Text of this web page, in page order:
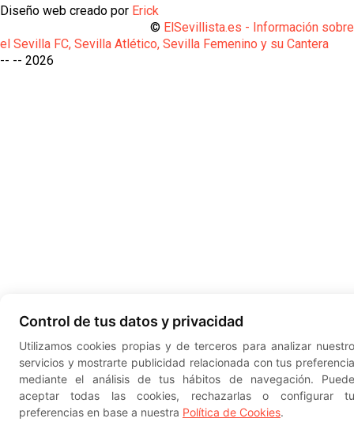
Diseño web creado por Erick
© ElSevillista.es - Información sobre
el Sevilla FC, Sevilla Atlético, Sevilla Femenino y su Cantera
-- --
Control de tus datos y privacidad
Utilizamos cookies propias y de terceros para analizar
servicios y mostrarte publicidad relacionada con tus
mediante el análisis de tus hábitos de navegación.
aceptar todas las cookies, rechazarlas o configurar
preferencias en base a nuestra Política de Cookies.
2026